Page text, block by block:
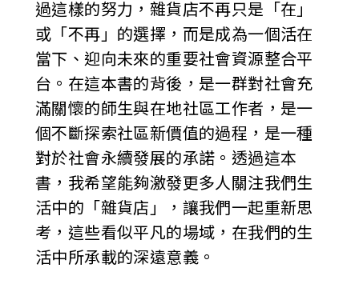
過這樣的努力，雜貨店不再只是「在」
或「不再」的選擇，而是成為一個活在
當下、迎向未來的重要社會資源整合平
台。在這本書的背後，是一群對社會充
滿關懷的師生與在地社區工作者，是一
個不斷探索社區新價值的過程，是一種
對於社會永續發展的承諾。透過這本
書，我希望能夠激發更多人關注我們生
活中的「雜貨店」，讓我們一起重新思
考，這些看似平凡的場域，在我們的生
活中所承載的深遠意義。